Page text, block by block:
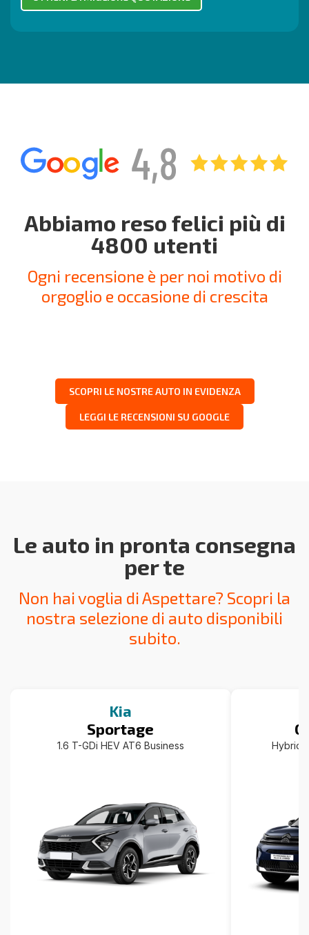
Abbiamo reso felici più di
4800 utenti
Ogni recensione è per noi motivo di
orgoglio e occasione di crescita
SCOPRI LE NOSTRE AUTO IN EVIDENZA
LEGGI LE RECENSIONI SU GOOGLE
Le auto in pronta consegna
per te
Non hai voglia di Aspettare? Scopri la
nostra selezione di auto disponibili
subito.
Kia
Sportage
1.6 T-GDi HEV AT6 Business Hybrid